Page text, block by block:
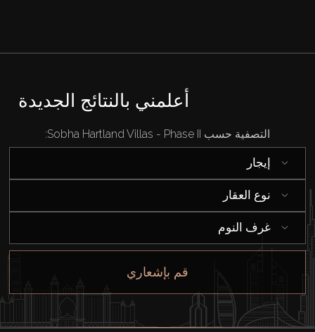
شراء
بيع
أعلمني بالنتائج الجديدة
التصفية حسب Sobha Hartland Villas - Phase II:
إيجار
نوع العقار
غرف النوم
قم بإشعاري